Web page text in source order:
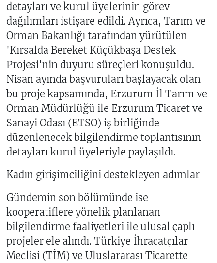
detayları ve kurul üyelerinin görev
dağılımları istişare edildi. Ayrıca, Tarım ve
Orman Bakanlığı tarafından yürütülen
'Kırsalda Bereket Küçükbaşa Destek
Projesi'nin duyuru süreçleri konuşuldu.
Nisan ayında başvuruları başlayacak olan
bu proje kapsamında, Erzurum İl Tarım ve
Orman Müdürlüğü ile Erzurum Ticaret ve
Sanayi Odası (ETSO) iş birliğinde
düzenlenecek bilgilendirme toplantısının
detayları kurul üyeleriyle paylaşıldı.
Kadın girişimciliğini destekleyen adımlar
Gündemin son bölümünde ise
kooperatiflere yönelik planlanan
bilgilendirme faaliyetleri ile ulusal çaplı
projeler ele alındı. Türkiye İhracatçılar
Meclisi (TİM) ve Uluslararası Ticarette